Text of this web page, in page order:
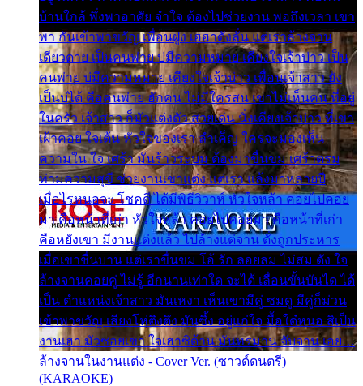
บ้านใกล้ พึ่งพาอาศัย จำใจ ต้องไปช่วยงาน พอถึงเวลา เขา
พา กันเข้าพาขวัญ เพื่อนฝูง เฮฮาดังลั่น แต่เราล้างจาน
เดียวดาย เป็นคนพ่าย บ่มีความหมาย เคียงใจเจ้าบ่าว เป็น
คนพ่าย บ่มีความหมาย เคียงใจเจ้าบ่าว เพื่อนเจ้าสาว ยัง
เป็นบ่ได้ คือคนพ่าย ฮักคน ไม่มีใครสน เขาไม่เห็นคน ที่อยู่
ในครัว เจ้าสาว ก็มัวแต่งตัว สวยเด่น นั่งเคียงเจ้าบ่าว ที่เขา
เฝ้าคอย ใจเต้น หัวใจของเรา ลำเค็ญ ใครจะมองเห็น
ความใน ใจ เศร้า มันร้าวระบม ต้องมาขื่นขม เศร้าตรม
ท่ามความสุขี ช่วยงานเขาแต่ง แต่เรา แล้งมาหลายปี
เมื่อไรหนอจะ โชคดี ได้มีพิธีวิวาห์ หัวใจหล้า คอยไปคอย
มา คือหน้าที่เก่า หัวใจหล้า คอยไปคอยมา คือหน้าที่เก่า
คือหยังเขา มีงานแต่งแล้ว ไปล้างแต่จาน ดั่งถูกประหาร
เมื่อเขาชื่นบาน แต่เราขื่นขม โอ้ รัก ลอยลม ไม่สม ดัง ใจ
ล้างจานคอยคู่ ไม่รู้ อีกนานเท่าใด จะได้ เลื่อนขั้นบันได ได้
เป็น ตำแหน่งเจ้าสาว มันเหงา เห็นเขามีคู่ ซมดู มีคู่ก็ม่วน
เข้าพาขวัญ เสียงโห่ตึงตึง มันซึ้ง อยู่แก่ใจ มื้อใด๋หนอ สิเป็น
งานเฮา มัวซอยเขา ใจเฮาซิด้าน มันทรมาน จับจาน เอย…
ล้างจานในงานแต่ง - Cover Ver. (ซาวด์ดนตรี)
(KARAOKE)